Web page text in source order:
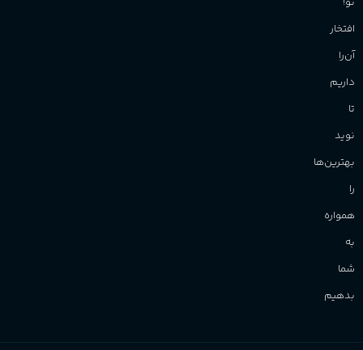
افتخار
آن‌را
داریم
تا
نوید
بهترین‌ها
را
همواره
به
شما
بدهیم